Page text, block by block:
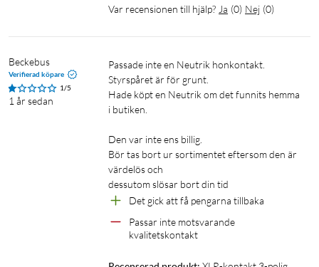
Var recensionen till hjälp? Ja (0) Nej (0)
Beckebus
Verifierad köpare
1/5
1 år sedan
Passade inte en Neutrik honkontakt.
Styrspåret är för grunt.
Hade köpt en Neutrik om det funnits hemma
i butiken.
Den var inte ens billig.
Bör tas bort ur sortimentet eftersom den är
värdelös och
Det gick att få pengarna tillbaka
Passar inte motsvarande
kvalitetskontakt